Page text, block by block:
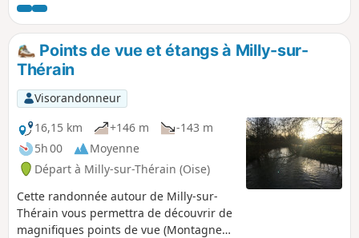
taille dont quelques chênes
certainement centenaires. C'est aussi
l'occasion de traverser deux beaux
villages avec de très jolies maisons en
colombage, souvent gaiement colorées
et aux jardins très fleuris.
Points de vue et étangs à Milly-sur-
Thérain
Visorandonneur
16,15 km
+146 m
-143 m
5h 00
Moyenne
Départ à Milly-sur-Thérain (Oise)
Cette randonnée autour de Milly-sur-
Thérain vous permettra de découvrir de
magnifiques points de vue (Montagne